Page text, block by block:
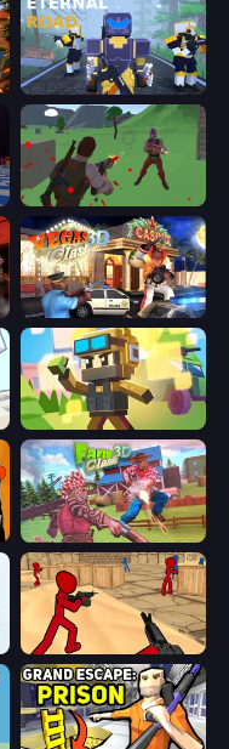
Eternal Road
Battle Royale Survival
Vegas Clash 3D
Pixel Shooter
Farm Clash 3D
Stickman Counter Terror Strike